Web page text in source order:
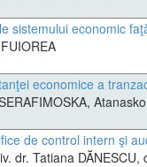
sistemului economic
economice a
de control intern şi
dr. Tatiana